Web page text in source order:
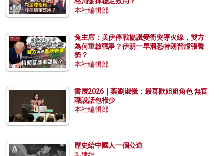
本社編輯部
兔主席：美伊停戰協議變衝突導火線，雙方
為何重啟戰爭？伊朗一早洞悉特朗普虛張聲
勢？
本社編輯部
書展2026｜葉劉淑儀：最喜歡姐姐角色 無官
職說話包袱少
本社編輯部
歷史給中國人一個公道